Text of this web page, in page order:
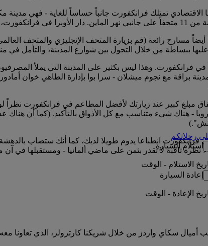
تمتلك فرانكفورت جانباً حساساً للغاية - فهي مدينة
ثلاث مناسبات منفصلة.
أيضاً مسارح رائعة (قم بزيارة المتحف الإنجليزي والمتحف
ببساطة من خلال التجول بين شوارع المدينة، والتأمل
في فرانكفورت. وهذا ليس بكثير على المدينة التي يملأ
المدينة براقة مع نجوم ميشلان - سرا بوا بإدارة الطاهي خوان
مبلغ كبير عند زيارتك لأفضل المطاعم في فرانكفورت نظراً
- هناك شيء متناسب مع كل الأذواق بالتأكيد. (كما أن
فرانكفورت انطباعا يدوم طويلا لديك، كما أنك ستصاب
نظرة ثاقبة لا تقدر بثمن على ماضي ألمانيا - ومستقبلها في آن
رحلاتكم
استلام السيارة
الاستلام - الوقت
إعادة السيارة
الإعادة - الوقت